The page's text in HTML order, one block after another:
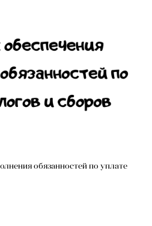
обязанностей по уплате